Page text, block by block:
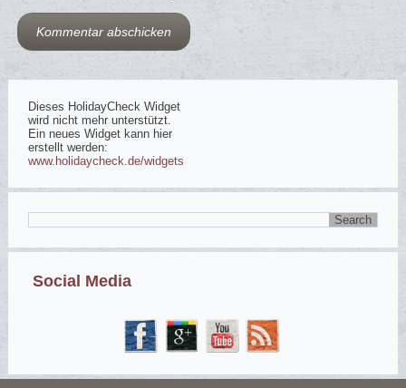
Dieses HolidayCheck Widget
wird nicht mehr unterstützt.
Ein neues Widget kann hier
erstellt werden:
www.holidaycheck.de/widgets
Social Media